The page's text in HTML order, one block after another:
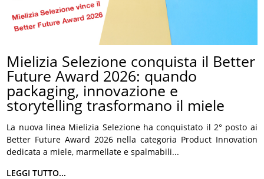
Mielizia Selezione conquista il Better
Future Award 2026: quando
packaging, innovazione e
storytelling trasformano il miele
La nuova linea Mielizia Selezione ha conquistato il 2° posto ai
Better Future Award 2026 nella categoria Product Innovation
dedicata a miele, marmellate e spalmabili...
LEGGI TUTTO...